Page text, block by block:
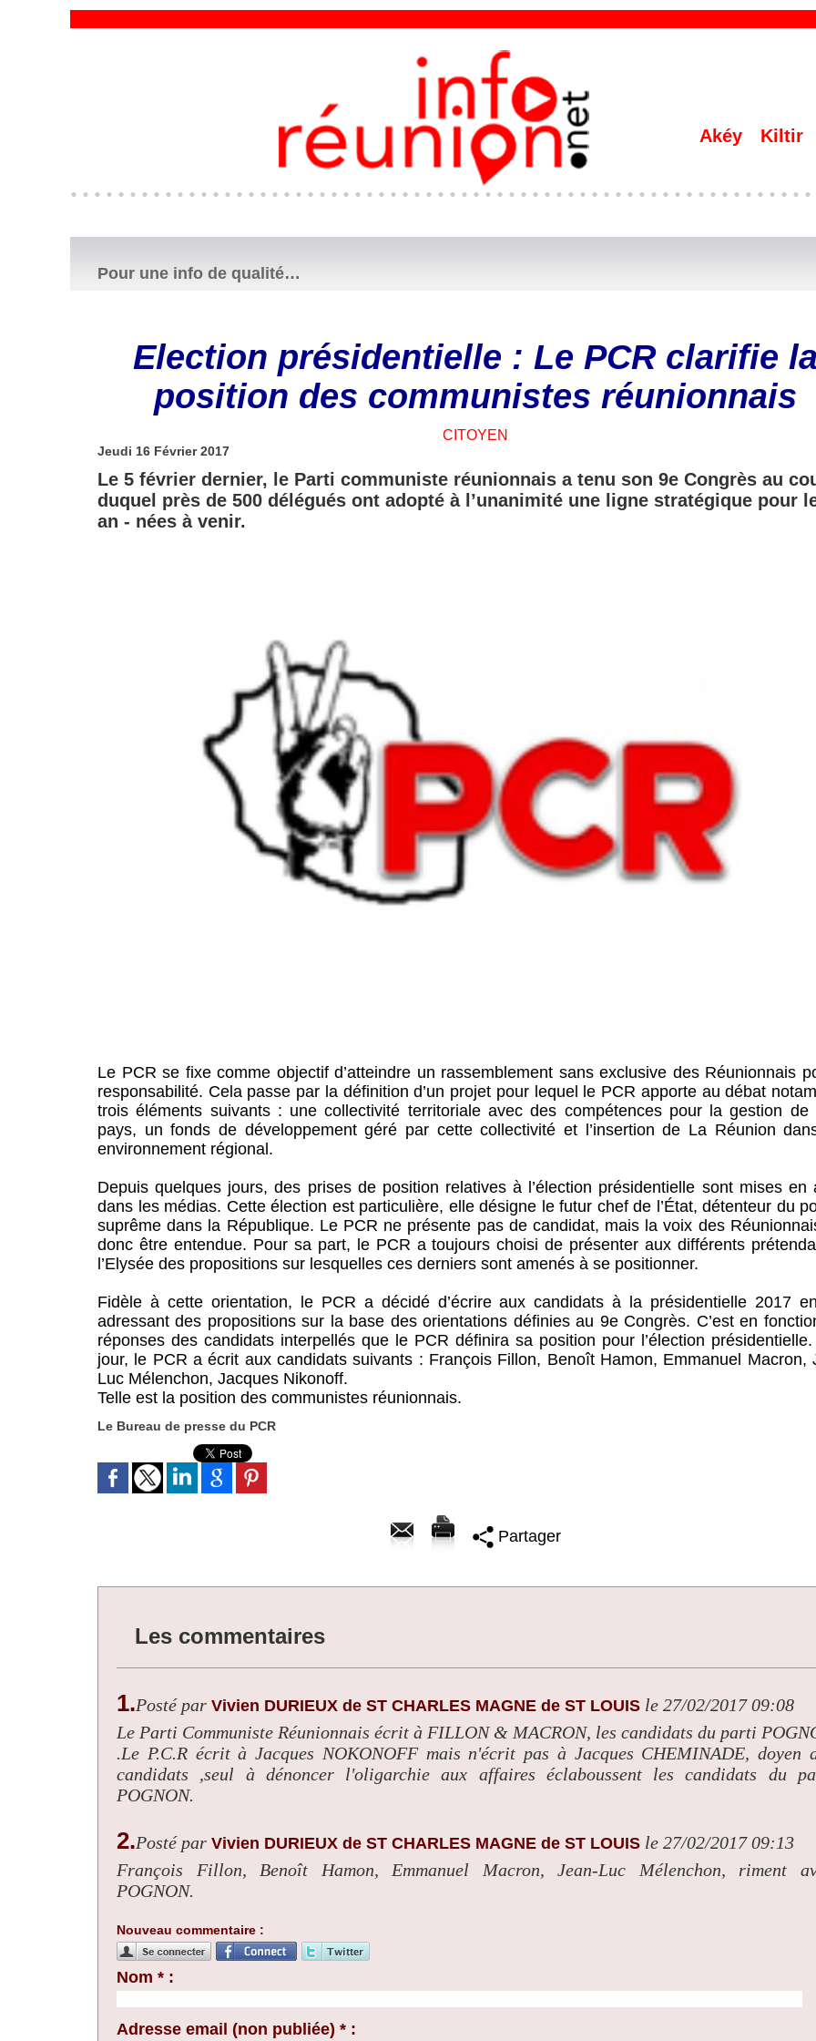
Akéy Kiltir
Pour une info de qualité…
Election présidentielle : Le PCR clarifie
position des communistes réunionnais
CITOYEN
Jeudi 16 Février 2017
Le 5 février dernier, le Parti communiste réunionnais a tenu son 9e Congrès au
duquel près de 500 délégués ont adopté à l’unanimité une ligne stratégique pour
an - nées à venir.
Le PCR se fixe comme objectif d’atteindre un rassemblement sans exclusive des Réunionnais
responsabilité. Cela passe par la définition d’un projet pour lequel le PCR apporte au débat
trois éléments suivants : une collectivité territoriale avec des compétences pour la gestion de
pays, un fonds de développement géré par cette collectivité et l’insertion de La Réunion
environnement régional.
Depuis quelques jours, des prises de position relatives à l’élection présidentielle sont mises en
dans les médias. Cette élection est particulière, elle désigne le futur chef de l’État, détenteur du
suprême dans la République. Le PCR ne présente pas de candidat, mais la voix des
donc être entendue. Pour sa part, le PCR a toujours choisi de présenter aux différents
l’Elysée des propositions sur lesquelles ces derniers sont amenés à se positionner.
Fidèle à cette orientation, le PCR a décidé d’écrire aux candidats à la présidentielle 2017
adressant des propositions sur la base des orientations définies au 9e Congrès. C’est en
réponses des candidats interpellés que le PCR définira sa position pour l’élection
jour, le PCR a écrit aux candidats suivants : François Fillon, Benoît Hamon, Emmanuel Macron,
Luc Mélenchon, Jacques Nikonoff.
Telle est la position des communistes réunionnais.
Le Bureau de presse du PCR
Partager
Les commentaires
1.Posté par Vivien DURIEUX de ST CHARLES MAGNE de ST LOUIS le 27/02/2017 09:08
Le Parti Communiste Réunionnais écrit à FILLON & MACRON, les candidats du parti
.Le P.C.R écrit à Jacques NOKONOFF mais n'écrit pas à Jacques CHEMINADE, doyen
candidats ,seul à dénoncer l'oligarchie aux affaires éclaboussent les candidats du
POGNON.
2.Posté par Vivien DURIEUX de ST CHARLES MAGNE de ST LOUIS le 27/02/2017 09:13
François Fillon, Benoît Hamon, Emmanuel Macron, Jean-Luc Mélenchon, riment
POGNON.
Nouveau commentaire :
Nom * :
Adresse email (non publiée) * :